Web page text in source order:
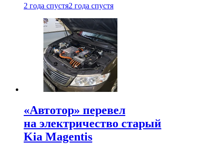
2 года спустя2 года спустя
«Автотор» перевел
на электричество старый
Kia Magentis